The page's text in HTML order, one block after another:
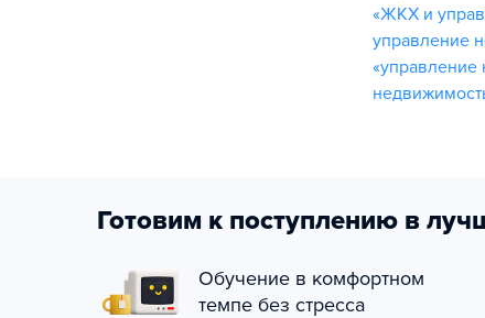
«ЖКХ и
управление
Готовим к поступлению в
Обучение в комфортном
темпе без стресса